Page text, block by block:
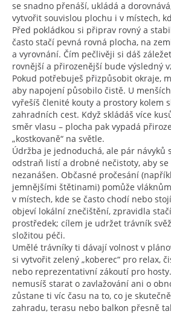
se snadno přenáší, ukládá a
vytvořit souvislou plochu i v místech,
Před pokládkou si připrav rovný a
často stačí pevná rovná plocha, na
a vyrovnání. Čím pečlivěji si dáš
rovnější a přirozenější bude výsledný
Pokud potřebuješ přizpůsobit okraje,
aby napojení působilo čistě. U
vyřešíš členité kouty a prostory kolem
zahradních cest. Když skládáš více
směr vlasu – plocha pak vypadá
„kostkovaně“ na světle.
Údržba je jednoduchá, ale pár návyků
odstraň listí a drobné nečistoty, aby
nezanášen. Občasné pročesání
jemnějšími štětinami) pomůže
v místech, kde se často chodí nebo
objeví lokální znečištění, zpravidla
prostředek; cílem je udržet trávník
složitou péči.
Umělé trávníky ti dávají volnost v
si vytvořit zelený „koberec“ pro relax,
nebo reprezentativní zákoutí pro
nemusíš starat o zavlažování ani o
zůstane ti víc času na to, co je
zahradu, terasu nebo balkon přesně